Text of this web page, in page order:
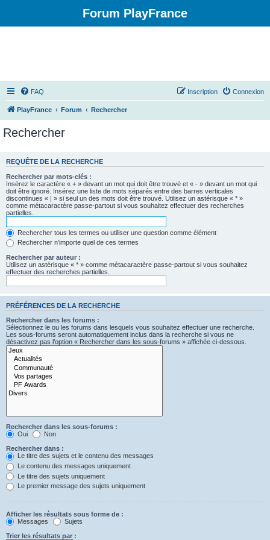
Forum PlayFrance
FAQ Connexion
Inscription
PlayFrance Forum Rechercher
Rechercher
REQUÊTE DE LA RECHERCHE
Rechercher par mots-clés :
Insérez le caractère « + » devant un mot qui doit être trouvé et « - » devant un mot qui
doit être ignoré. Insérez une liste de mots séparés entre des barres verticales
discontinues « | » si seul un des mots doit être trouvé. Utilisez un astérisque « * »
comme métacaractère passe-partout si vous souhaitez effectuer des recherches
partielles.
Rechercher tous les termes ou utiliser une question comme élément
Rechercher n’importe quel de ces termes
Rechercher par auteur :
Utilisez un astérisque « * » comme métacaractère passe-partout si vous souhaitez
effectuer des recherches partielles.
PRÉFÉRENCES DE LA RECHERCHE
Rechercher dans les forums :
Sélectionnez le ou les forums dans lesquels vous souhaitez effectuer une recherche.
Les sous-forums seront automatiquement inclus dans la recherche si vous ne
désactivez pas l’option « Rechercher dans les sous-forums » affichée ci-dessous.
Rechercher dans les sous-forums :
Oui
Non
Rechercher dans :
Le titre des sujets et le contenu des messages
Le contenu des messages uniquement
Le titre des sujets uniquement
Le premier message des sujets uniquement
Afficher les résultats sous forme de :
Messages
Sujets
Trier les résultats par :